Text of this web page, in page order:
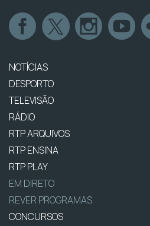
NOTÍCIAS
DESPORTO
TELEVISÃO
RÁDIO
RTP ARQUIVOS
RTP ENSINA
RTP PLAY
EM DIRETO
REVER PROGRAMAS
CONCURSOS